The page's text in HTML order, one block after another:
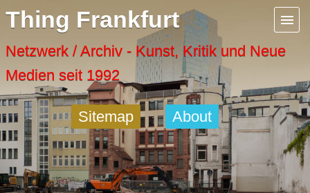
Thing Frankfurt
Netzwerk / Archiv - Kunst, Kritik und Neue
Medien seit 1992
Sitemap About
Menu
Artspaces
Cool Places
Frankfurt Diary
Activity